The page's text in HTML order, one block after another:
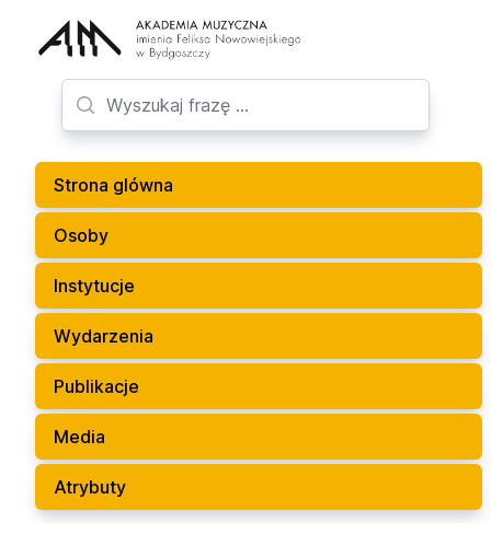
Strona glówna
Osoby
Instytucje
Wydarzenia
Publikacje
Media
Atrybuty